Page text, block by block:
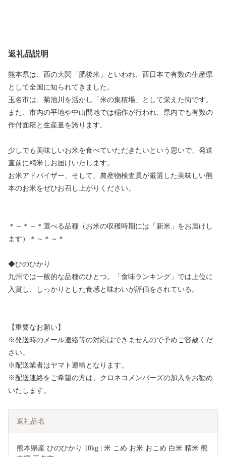
返礼品説明
熊本県は、西の大関「肥後米」といわれ、西日本で有数の生産県
として全国に知られてきました。
玉名市は、菊池川を活かし「米の集積場」として栄えた街です。
また、市内の平地や中山間地では稲作が行われ、県内でも有数の
作付面積と生産量を誇ります。
少しでも美味しいお米を食べていただきたいという思いで、発送
直前に精米しお届けいたします。
お米アドバイザー、そして、農産物検査員が厳選した美味しい熊
本のお米をぜひお召し上がりください。
＊～＊～＊選べる品種（お米の収穫時期には「新米」をお届けし
ます）＊～＊～＊
◆ひのひかり
九州では一般的な品種のひとつ。「食味ランキング」では上位に
入賞し、しっかりとした食感と味わいが評価をされている。
【重要なお願い】
※発送時のメール連絡等の対応はできませんので予めご容赦くだ
さい。
※配送業者はヤマト運輸となります。
※配送連絡をご希望の方は、クロネコメンバーズの加入をお勧め
いたします。
返礼品名
熊本県産 ひのひかり 10kg | 米 こめ お米 おこめ 白米 精米 熊